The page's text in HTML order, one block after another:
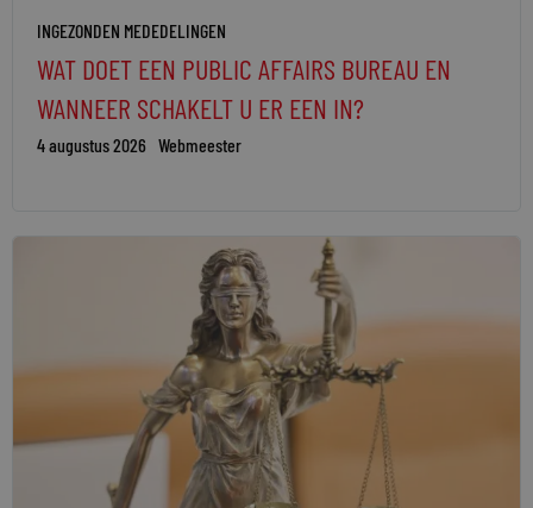
INGEZONDEN MEDEDELINGEN
WAT DOET EEN PUBLIC AFFAIRS BUREAU EN
WANNEER SCHAKELT U ER EEN IN?
4 augustus 2026 Webmeester